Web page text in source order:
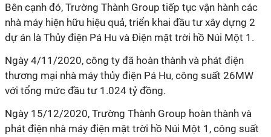
Bên cạnh đó, Trường Thành Group tiếp tục vận hành các
nhà máy hiện hữu hiệu quả, triển khai đầu tư xây dựng 2
dự án là Thủy điện Pá Hu và Điện mặt trời hồ Núi Một 1.
Ngày 4/11/2020, công ty đã hoàn thành và phát điện
thương mại nhà máy thủy điện Pá Hu, công suất 26MW
với tổng mức đầu tư 1.024 tỷ đồng.
Ngày 15/12/2020, Trường Thành Group hoàn thành và
phát điện nhà máy điện mặt trời hồ Núi Một 1, công suất